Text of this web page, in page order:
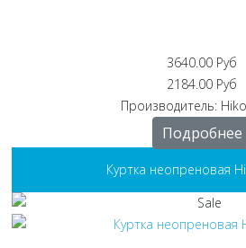
3640.00 Руб
2184.00 Руб
Производитель:
Подробнее
Куртка неопреновая